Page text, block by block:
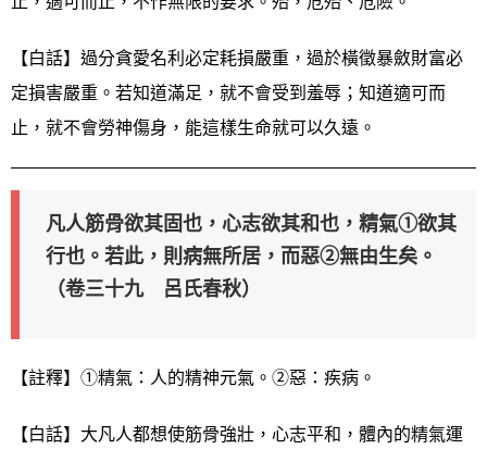
【白話】過分貪愛名利必定耗損嚴重，過於橫徵暴斂財富必
定損害嚴重。若知道滿足，就不會受到羞辱；知道適可而
止，就不會勞神傷身，能這樣生命就可以久遠。
凡人筋骨欲其固也，心志欲其和也，精氣①欲其
行也。若此，則病無所居，而惡②無由生矣。
（卷三十九 呂氏春秋）
【註釋】①精氣：人的精神元氣。②惡：疾病。
【白話】大凡人都想使筋骨強壯，心志平和，體內的精氣運